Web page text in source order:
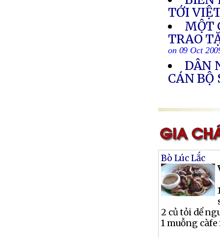
TỚI
MỘT
TRAO
on 09 Oct
DÂN
CÁN BỘ
Bò Lúc Lắc
2 củ tỏi dể
1 muỗng